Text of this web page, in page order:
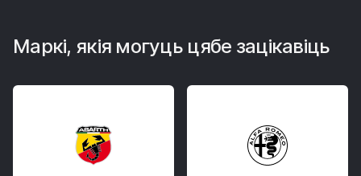
Маркі, якія могуць цябе зацікавіць